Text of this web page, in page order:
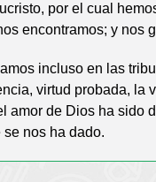
por el cual
encontramos; y nos
incluso en las
virtud probada, la
amor de Dios ha sido
nos ha dado.